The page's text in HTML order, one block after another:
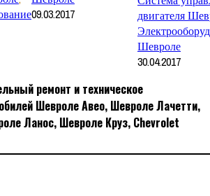
09.03.2017
двигателя
Шевроле
30.04.2017
ремонт и техническое
Шевроле Авео, Шевроле Лачетти,
Ланос, Шевроле Круз, Сhevrolet